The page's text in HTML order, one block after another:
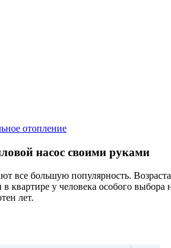
отопление
насос своими руками
все большую популярность.
у человека особого
лет.